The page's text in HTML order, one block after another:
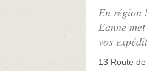
En région
Eanne
vos
13 Route